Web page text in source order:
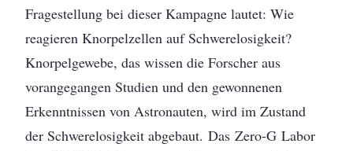
Fragestellung bei dieser Kampagne lautet: Wie
reagieren Knorpelzellen auf Schwerelosigkeit?
Knorpelgewebe, das wissen die Forscher aus
vorangegangen Studien und den gewonnenen
Erkenntnissen von Astronauten, wird im Zustand
der Schwerelosigkeit abgebaut. Das Zero-G Labor